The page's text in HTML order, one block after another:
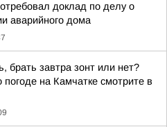
доклад по делу о
аварийного дома
брать завтра зонт или нет?
погоде на Камчатке смотрите в